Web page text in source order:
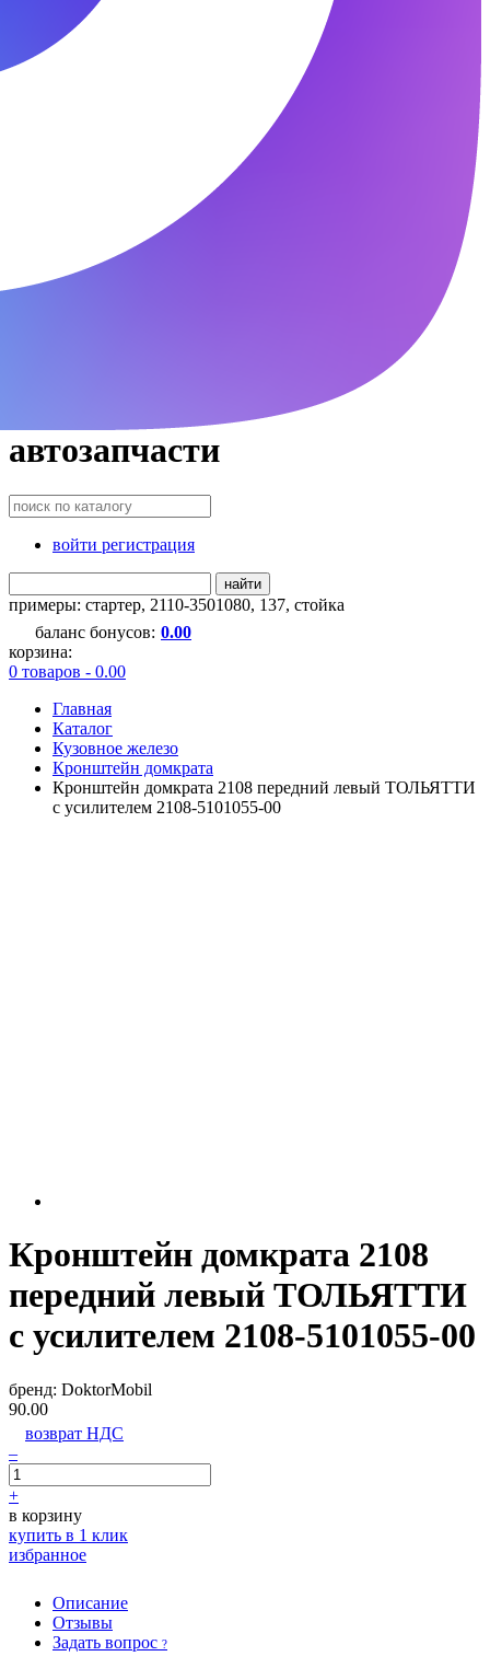
автозапчасти
войти регистрация
найти
примеры: стартер, 2110-3501080, 137, стойка
баланс бонусов: 0.00
корзина:
0 товаров - 0.00
Главная
Каталог
Кузовное железо
Кронштейн домкрата
Кронштейн домкрата 2108 передний левый ТОЛЬЯТТИ
с усилителем 2108-5101055-00
Кронштейн домкрата 2108
передний левый ТОЛЬЯТТИ
с усилителем 2108-5101055-00
бренд: DoktorMobil
90.00
возврат НДС
–
+
в корзину
купить в 1 клик
избранное
Описание
Отзывы
Задать вопрос ?